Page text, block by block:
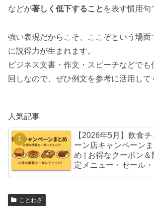
などが著しく低下すること を表す慣用句
強い表現だからこそ、ここぞという場面
に説得力が生まれます。
ビジネス文書・作文・スピーチなどでも
回しなので、ぜひ例文を参考に活用して
人気記事
【2026年5月】飲食チ
ーン店キャンペーンま
め | お得なクーポン＆
定メニュー・セール
ことわざ